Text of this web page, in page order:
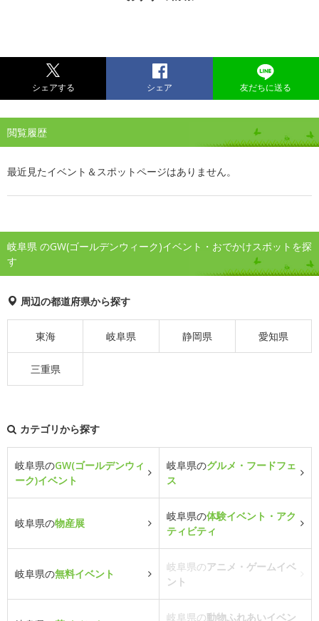
シェアする シェア 友だちに送る
閲覧履歴
最近見たイベント＆スポットページはありません。
岐阜県 のGW(ゴールデンウィーク)イベント・おでかけスポットを探
す
周辺の都道府県から探す
東海 岐阜県 静岡県 愛知県
三重県
カテゴリから探す
岐阜県のGW(ゴールデンウィ
ーク)イベント
岐阜県のグルメ・フードフェ
ス
岐阜県の物産展
岐阜県の体験イベント・アク
ティビティ
岐阜県の無料イベント
岐阜県のアニメ・ゲームイベ
ント
岐阜県の動物ふれあいイベン